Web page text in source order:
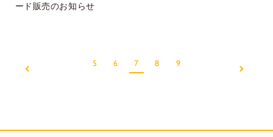
ード販売のお知らせ
5 6 7 8 9